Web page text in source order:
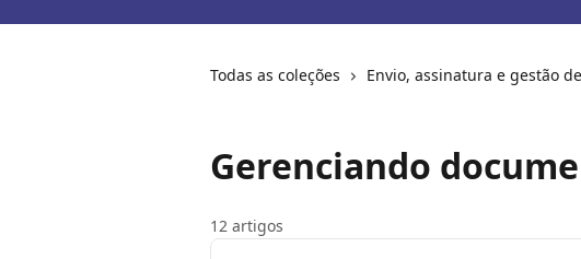
Todas as coleções Envio, assinatura e gestão
Gerenciando
12 artigos